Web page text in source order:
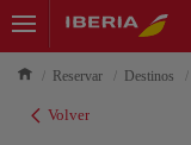
Reservar Destinos
Volver